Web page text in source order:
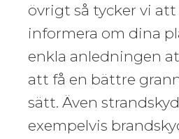
övrigt så tycker vi att
informera om dina
enkla anledningen
att få en bättre
sätt. Även
exempelvis